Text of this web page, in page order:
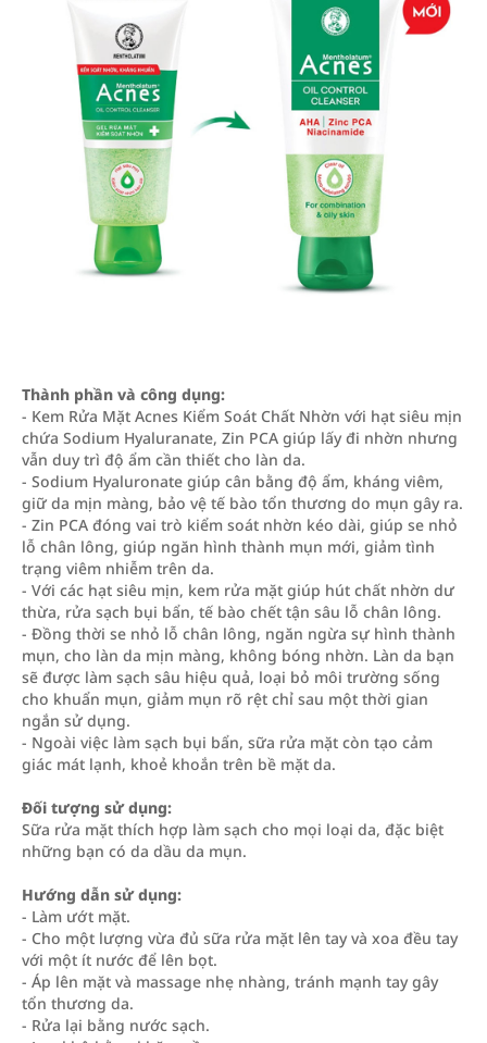
Thành phần và công dụng:
- Kem Rửa Mặt Acnes Kiểm Soát Chất Nhờn với hạt siêu mịn
chứa Sodium Hyaluranate, Zin PCA giúp lấy đi nhờn nhưng
vẫn duy trì độ ẩm cần thiết cho làn da.
- Sodium Hyaluronate giúp cân bằng độ ẩm, kháng viêm,
giữ da mịn màng, bảo vệ tế bào tổn thương do mụn gây ra.
- Zin PCA đóng vai trò kiểm soát nhờn kéo dài, giúp se nhỏ
lỗ chân lông, giúp ngăn hình thành mụn mới, giảm tình
trạng viêm nhiễm trên da.
- Với các hạt siêu mịn, kem rửa mặt giúp hút chất nhờn dư
thừa, rửa sạch bụi bẩn, tế bào chết tận sâu lỗ chân lông.
- Đồng thời se nhỏ lỗ chân lông, ngăn ngừa sự hình thành
mụn, cho làn da mịn màng, không bóng nhờn. Làn da bạn
sẽ được làm sạch sâu hiệu quả, loại bỏ môi trường sống
cho khuẩn mụn, giảm mụn rõ rệt chỉ sau một thời gian
ngắn sử dụng.
- Ngoài việc làm sạch bụi bẩn, sữa rửa mặt còn tạo cảm
giác mát lạnh, khoẻ khoắn trên bề mặt da.
Đối tượng sử dụng:
Sữa rửa mặt thích hợp làm sạch cho mọi loại da, đặc biệt
những bạn có da dầu da mụn.
Hướng dẫn sử dụng:
- Làm ướt mặt.
- Cho một lượng vừa đủ sữa rửa mặt lên tay và xoa đều tay
với một ít nước để lên bọt.
- Áp lên mặt và massage nhẹ nhàng, tránh mạnh tay gây
tổn thương da.
- Rửa lại bằng nước sạch.